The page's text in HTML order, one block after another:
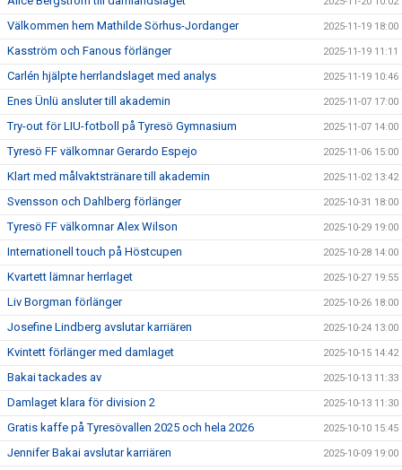
Välkommen hem Mathilde Sörhus-Jordanger 2025-11-19 18:00
Kasström och Fanous förlänger 2025-11-19 11:11
Carlén hjälpte herrlandslaget med analys 2025-11-19 10:46
Enes Ünlü ansluter till akademin 2025-11-07 17:00
Try-out för LIU-fotboll på Tyresö Gymnasium 2025-11-07 14:00
Tyresö FF välkomnar Gerardo Espejo 2025-11-06 15:00
Klart med målvaktstränare till akademin 2025-11-02 13:42
Svensson och Dahlberg förlänger 2025-10-31 18:00
Tyresö FF välkomnar Alex Wilson 2025-10-29 19:00
Internationell touch på Höstcupen 2025-10-28 14:00
Kvartett lämnar herrlaget 2025-10-27 19:55
Liv Borgman förlänger 2025-10-26 18:00
Josefine Lindberg avslutar karriären 2025-10-24 13:00
Kvintett förlänger med damlaget 2025-10-15 14:42
Bakai tackades av 2025-10-13 11:33
Damlaget klara för division 2 2025-10-13 11:30
Gratis kaffe på Tyresövallen 2025 och hela 2026 2025-10-10 15:45
Jennifer Bakai avslutar karriären 2025-10-09 19:00